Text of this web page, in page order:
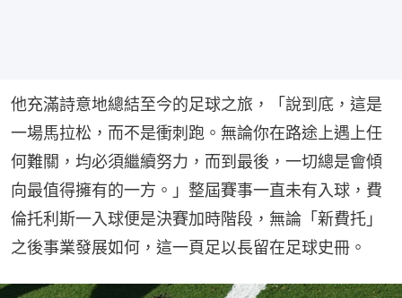
他充滿詩意地總結至今的足球之旅，「說到底，這是
一場馬拉松，而不是衝刺跑。無論你在路途上遇上任
何難關，均必須繼續努力，而到最後，一切總是會傾
向最值得擁有的一方。」整屆賽事一直未有入球，費
倫托利斯一入球便是決賽加時階段，無論「新費托」
之後事業發展如何，這一頁足以長留在足球史冊。